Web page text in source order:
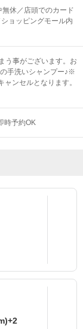
休／店頭でのカード
ョッピングモール内
う事がございます。お
手洗いシャンプー♪※
ンセルとなります。
時予約OK